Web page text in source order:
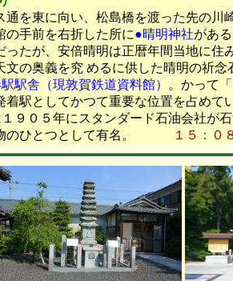
を東に向い、松島橋を渡った先の川
手前を右折した所に●晴明神社があ
ったが、安倍晴明は正暦年間当地に
文の奥義を究 めるに供した晴明の
駅舎（現敦賀鉄道資料館）
。かって
着駅としてかつて重要な位置を占めて
１９０５年にスタンダード石油会社が
物のひとつとして有名。
１５：０